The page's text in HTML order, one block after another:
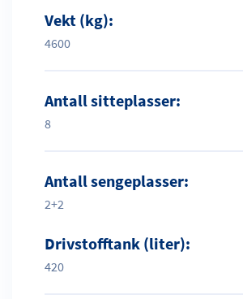
Vekt (kg):
4600
Antall sitteplasser:
8
Antall sengeplasser:
2+2
Drivstofftank (liter):
420